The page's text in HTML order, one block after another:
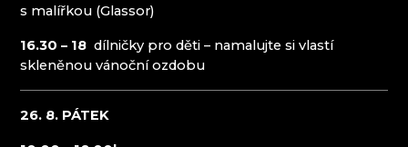
s malířkou (Glassor)
16.30 – 18 dílničky pro děti – namalujte si vlastí
skleněnou vánoční ozdobu
26. 8. PÁTEK